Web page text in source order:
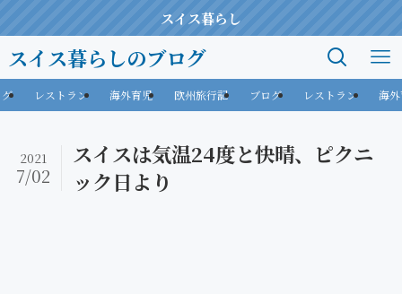
スイス暮らし
スイス暮らしのブログ
レストラン 海外育児 欧州旅行記 ブログ レストラン 海
スイスは気温24度と快晴、ピクニ
ック日より
2021
7/02